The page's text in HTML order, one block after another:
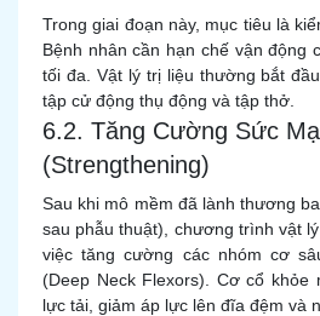
Trong giai đoạn này, mục tiêu là
Bệnh nhân cần hạn chế vận động
tối đa. Vật lý trị liệu thường bắt
tập cử động thụ động và tập thở.
6.2. Tăng Cường Sức
(Strengthening)
Sau khi mô mềm đã lành thương
sau phẫu thuật), chương trình vật
việc tăng cường các nhóm cơ
(Deep Neck Flexors). Cơ cổ khỏe
lực tải, giảm áp lực lên đĩa đệm và